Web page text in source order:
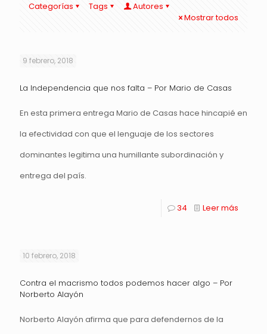
Categorías Tags
Autores
Mostrar todos
9 febrero, 2018
La Independencia que nos falta – Por Mario de Casas
En esta primera entrega Mario de Casas hace hincapié en
la efectividad con que el lenguaje de los sectores
dominantes legitima una humillante subordinación y
entrega del país.
34 Leer más
10 febrero, 2018
Contra el macrismo todos podemos hacer algo – Por
Norberto Alayón
Norberto Alayón afirma que para defendernos de la